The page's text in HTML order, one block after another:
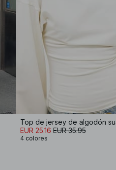
EUR 25.16 EUR 35.95
4 colores